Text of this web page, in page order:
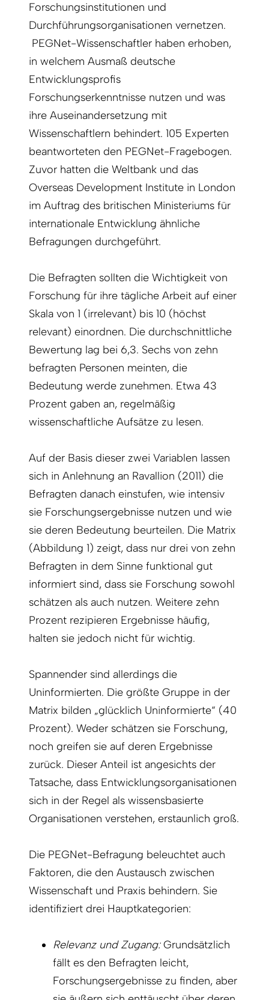
Forschungsinstitutionen und
Durchführungsorganisationen vernetzen.
PEGNet-Wissenschaftler haben erhoben,
in welchem Ausmaß deutsche
Entwicklungsprofis
Forschungserkenntnisse nutzen und was
ihre Auseinandersetzung mit
Wissenschaftlern behindert. 105 Experten
beantworteten den PEGNet-Fragebogen.
Zuvor hatten die Weltbank und das
Overseas Development Institute in London
im Auftrag des britischen Ministeriums für
internationale Entwicklung ähnliche
Befragungen durchgeführt.
Die Befragten sollten die Wichtigkeit von
Forschung für ihre tägliche Arbeit auf einer
Skala von 1 (irrelevant) bis 10 (höchst
relevant) einordnen. Die durchschnittliche
Bewertung lag bei 6,3. Sechs von zehn
befragten Personen meinten, die
Bedeutung werde zunehmen. Etwa 43
Prozent gaben an, regelmäßig
wissenschaftliche Aufsätze zu lesen.
Auf der Basis dieser zwei Variablen lassen
sich in Anlehnung an Ravallion (2011) die
Befragten danach einstufen, wie intensiv
sie Forschungsergebnisse nutzen und wie
sie deren Bedeutung beurteilen. Die Matrix
(Abbildung 1) zeigt, dass nur drei von zehn
Befragten in dem Sinne funktional gut
informiert sind, dass sie Forschung sowohl
schätzen als auch nutzen. Weitere zehn
Prozent rezipieren Ergebnisse häufig,
halten sie jedoch nicht für wichtig.
Spannender sind allerdings die
Uninformierten. Die größte Gruppe in der
Matrix bilden „glücklich Uninformierte“ (40
Prozent). Weder schätzen sie Forschung,
noch greifen sie auf deren Ergebnisse
zurück. Dieser Anteil ist angesichts der
Tatsache, dass Entwicklungsorganisationen
sich in der Regel als wissensbasierte
Organisationen verstehen, erstaunlich groß.
Die PEGNet-Befragung beleuchtet auch
Faktoren, die den Austausch zwischen
Wissenschaft und Praxis behindern. Sie
identifiziert drei Hauptkategorien:
Relevanz und Zugang:Grundsätzlich
fällt es den Befragten leicht,
Forschungsergebnisse zu finden, aber